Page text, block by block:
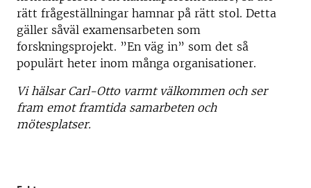
rätt frågeställningar hamnar på rätt stol. Detta
gäller såväl examensarbeten som
forskningsprojekt. ”En väg in” som det så
populärt heter inom många organisationer.
Vi hälsar Carl-Otto varmt välkommen och ser
fram emot framtida samarbeten och
mötesplatser.